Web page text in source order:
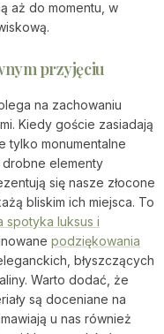
aż do momentu, w
przyjęciu
na zachowaniu
Kiedy goście zasiadają
tylko monumentalne
elementy
się nasze złocone
bliskim ich miejsca. To
spotyka luksus i
podziękowania
błyszczących
Warto dodać, że
są doceniane na
u nas również